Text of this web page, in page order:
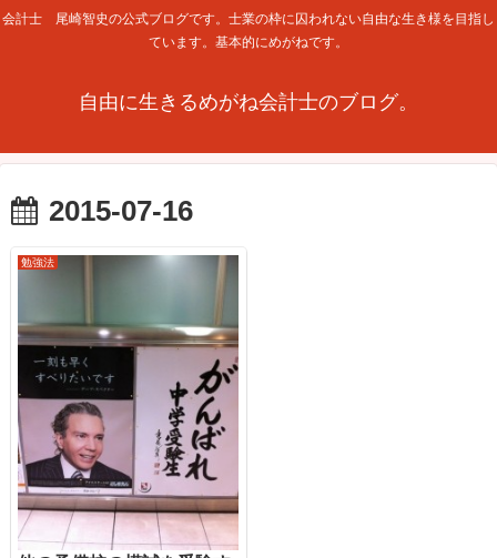
会計士 尾崎智史の公式ブログです。士業の枠に囚われない自由な生き様を目指し
ています。基本的にめがねです。
自由に生きるめがね会計士のブログ。
2015-07-16
勉強法